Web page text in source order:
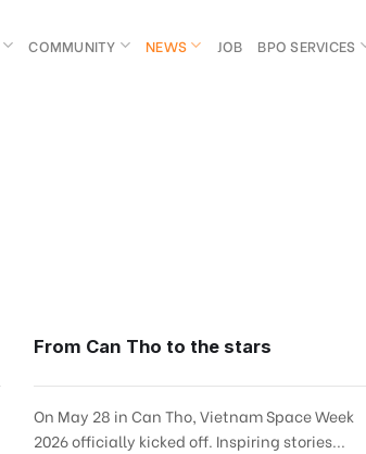
COMMUNITY NEWS JOB BPO SERVICES
From Can Tho to the stars
On May 28 in Can Tho, Vietnam Space Week
2026 officially kicked off. Inspiring stories...